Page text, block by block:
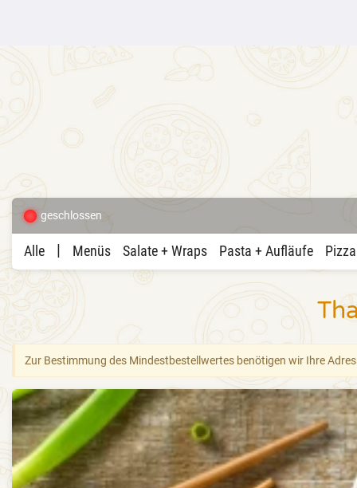
geschlossen
Alle | Menüs Salate + Wraps Pasta + Aufläufe Pizza
Zur Bestimmung des Mindestbestellwertes benötigen wir Ihre